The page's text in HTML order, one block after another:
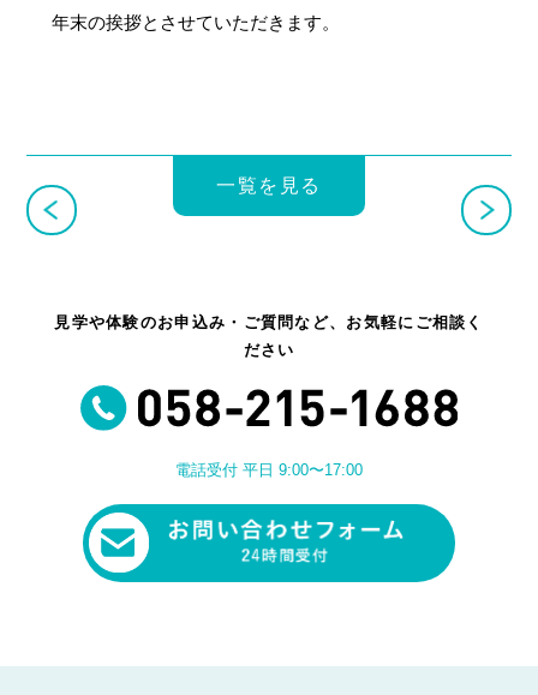
年末の挨拶とさせていただきます。
一覧を見る
見学や体験のお申込み・ご質問など、お気軽にご相談く
ださい
電話受付 平日 9:00〜17:00